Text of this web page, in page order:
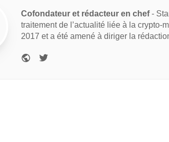
Cofondateur et rédacteur en chef-
traitement de l’actualité liée à la crypto-
2017 et a été amené à diriger la